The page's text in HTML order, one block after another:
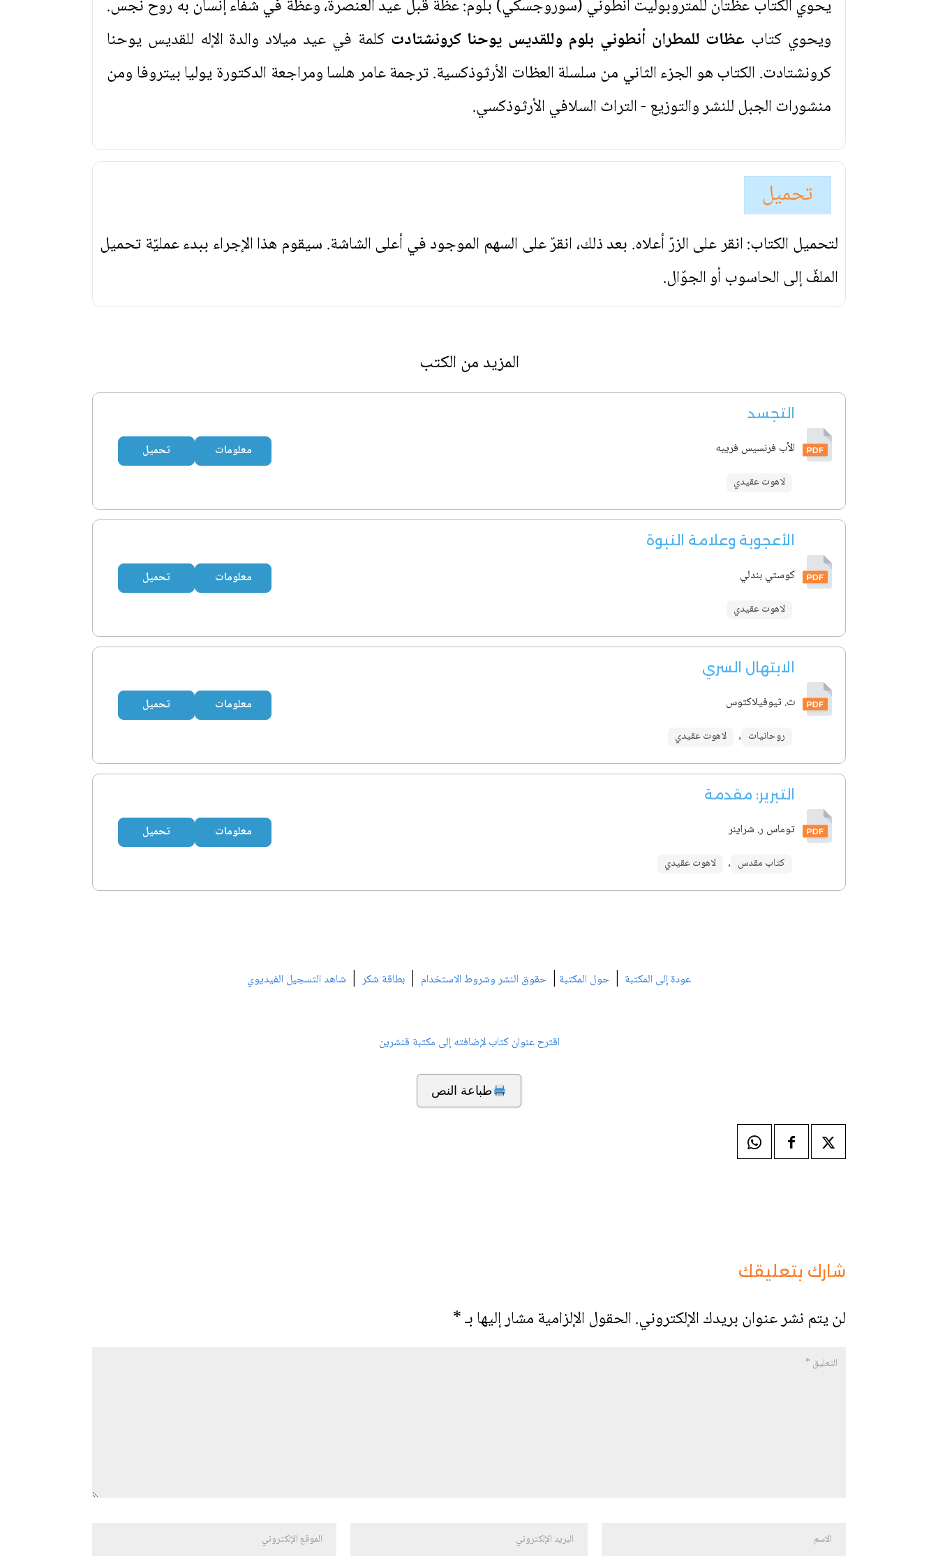
يحوي الكتاب عظتان للمتروبوليت أنطوني (سوروجسكي) بلوم: عظة قبل عيد العنصرة، وعظة في شفاء إنسان به روح نجس.
ويحوي كتاب عظات للمطران أنطوني بلوم وللقديس يوحنا كرونشتادت كلمة في عيد ميلاد والدة الإله للقديس يوحنا
كرونشتادت. الكتاب هو الجزء الثاني من سلسلة العظات الأرثوذكسية. ترجمة عامر هلسا ومراجعة الدكتورة يوليا بيتروفا ومن
منشورات الجبل للنشر والتوزيع - التراث السلافي الأرثوذكسي.
تحميل
لتحميل الكتاب: انقر على الزرّ أعلاه. بعد ذلك، انقرّ على السهم الموجود في أعلى الشاشة. سيقوم هذا الإجراء ببدء عمليّة تحميل
الملفّ إلى الحاسوب أو الجوّال.
المزيد من الكتب
التجسد
الأب فرنسيس فرييه
لاهوت عقيدي
معلومات تحميل
الأعجوبة وعلامة النبوة
كوستي بندلي
لاهوت عقيدي
معلومات تحميل
الابتهال السري
ث. ثيوفيلاكتوس
روحانيات , لاهوت عقيدي
معلومات تحميل
التبرير: مقدمة
توماس ر. شراينر
كتاب مقدس , لاهوت عقيدي
معلومات تحميل
عودة إلى المكتبة | حول المكتبة | حقوق النشر وشروط الاستخدام | بطاقة شكر| شاهد التسجيل الفيديوي
اقترح عنوان كتاب لإضافته إلى مكتبة قنشرين
طباعة النص
شارك بتعليقك
لن يتم نشر عنوان بريدك الإلكتروني.الحقول الإلزامية مشار إليها بـ*